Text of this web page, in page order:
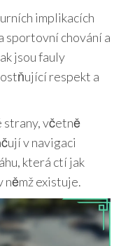
implikacích
sportovní chování a
jsou fauly
respekt a
strany, včetně
v navigaci
která ctí jak
existuje.